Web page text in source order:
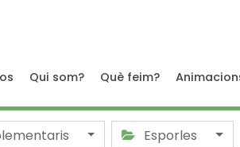
Qui som? Què feim?
Esporles